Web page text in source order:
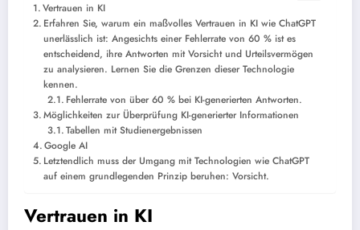
Vertrauen in KI
Erfahren Sie, warum ein maßvolles Vertrauen in KI wie ChatGPT
unerlässlich ist: Angesichts einer Fehlerrate von 60 % ist es
entscheidend, ihre Antworten mit Vorsicht und Urteilsvermögen
zu analysieren. Lernen Sie die Grenzen dieser Technologie
kennen.
Fehlerrate von über 60 % bei KI-generierten Antworten.
Möglichkeiten zur Überprüfung KI-generierter Informationen
Tabellen mit Studienergebnissen
Google AI
Letztendlich muss der Umgang mit Technologien wie ChatGPT
auf einem grundlegenden Prinzip beruhen: Vorsicht.
Vertrauen in KI